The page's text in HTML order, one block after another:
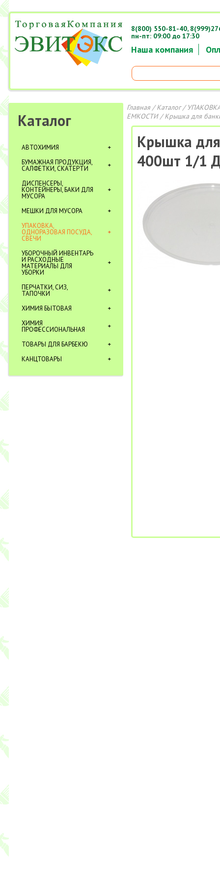
Наша компания
8(800) 550-81-40,
пн-пт: 09:00 до 17:30
Каталог
АВТОХИМИЯ
БУМАЖНАЯ ПРОДУКЦИЯ,
САЛФЕТКИ, СКАТЕРТИ
ДИСПЕНСЕРЫ,
КОНТЕЙНЕРЫ, БАКИ ДЛЯ
МУСОРА
МЕШКИ ДЛЯ МУСОРА
УПАКОВКА,
ОДНОРАЗОВАЯ ПОСУДА,
СВЕЧИ
УБОРОЧНЫЙ ИНВЕНТАРЬ
И РАСХОДНЫЕ
МАТЕРИАЛЫ ДЛЯ
УБОРКИ
ПЕРЧАТКИ, СИЗ,
ТАПОЧКИ
ХИМИЯ БЫТОВАЯ
ХИМИЯ
ПРОФЕССИОНАЛЬНАЯ
ТОВАРЫ ДЛЯ БАРБЕКЮ
КАНЦТОВАРЫ
Главная/Каталог/
ЕМКОСТИ/ Крышка для
Крышка
400шт 1/1